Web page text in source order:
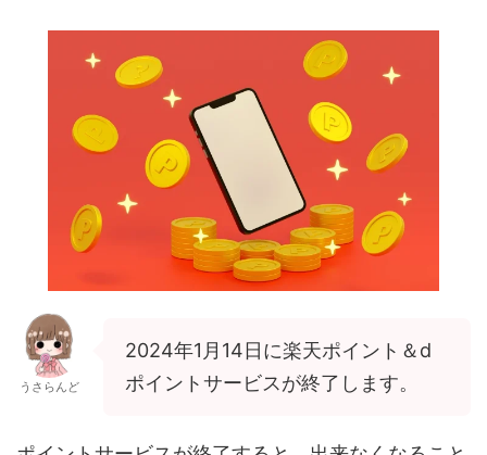
うさらんど
2024年1月14日に楽天ポイント＆d
ポイントサービスが終了します。